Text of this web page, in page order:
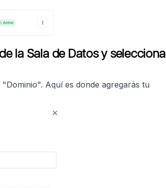
la Sala de Datos y selecciona
Aquí es donde agregarás tu